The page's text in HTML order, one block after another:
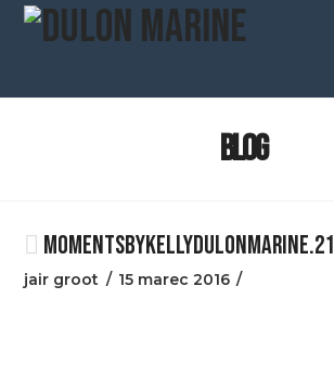
BLOG
MOMENTSBYKELLYDULONMARINE.21
jair groot 15 marec 2016